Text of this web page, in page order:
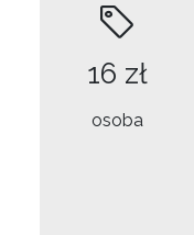
16 zł
osoba